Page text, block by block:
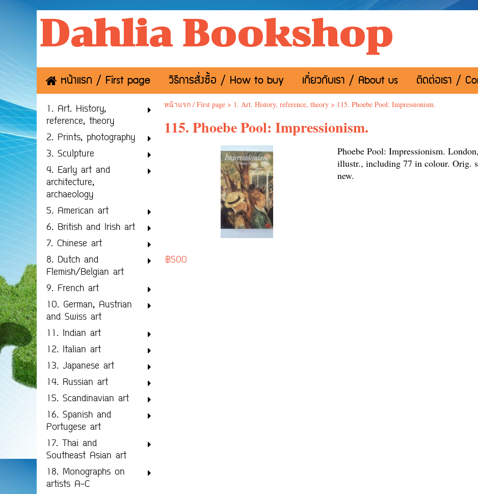
Dahlia Bookshop
หน้าแรก / First page วิธีการสั่งซื้อ / How to buy เกี่ยวกับเรา / About us ติดต่อเรา /
1. Art. History,
reference, theory
2. Prints, photography
3. Sculpture
4. Early art and
architecture,
archaeology
5. American art
6. British and Irish art
7. Chinese art
8. Dutch and
Flemish/Belgian art
9. French art
10. German, Austrian
and Swiss art
11. Indian art
12. Italian art
13. Japanese art
14. Russian art
15. Scandinavian art
16. Spanish and
Portugese art
17. Thai and
Southeast Asian art
18. Monographs on
artists A-C
หน้าแรก / First page> 1. Art. History, reference, theory> 115. Phoebe Pool: Impressionism.
115. Phoebe Pool: Impressionism.
Phoebe Pool: Impressionism.
illustr., including 77 in colour. Orig.
฿500